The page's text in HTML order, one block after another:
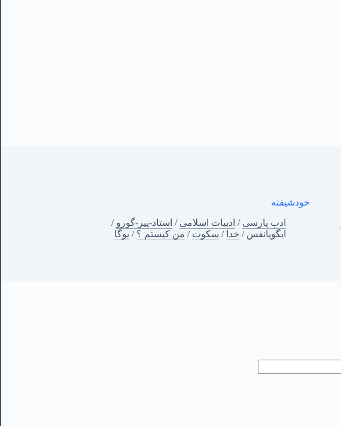
خودشیفته
ادب پارسی / ادبیات اسلامی / استاد-پیر-گورو /
ایگویانفس / خدا / سکوت / من‌ کیستم ؟ / یوگا